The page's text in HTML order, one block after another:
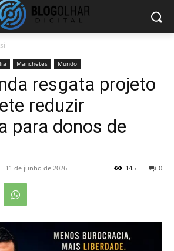
Manchetes Mundo
resgata projeto
reduzir
para donos de
- 11 de junho de 2026 0
145